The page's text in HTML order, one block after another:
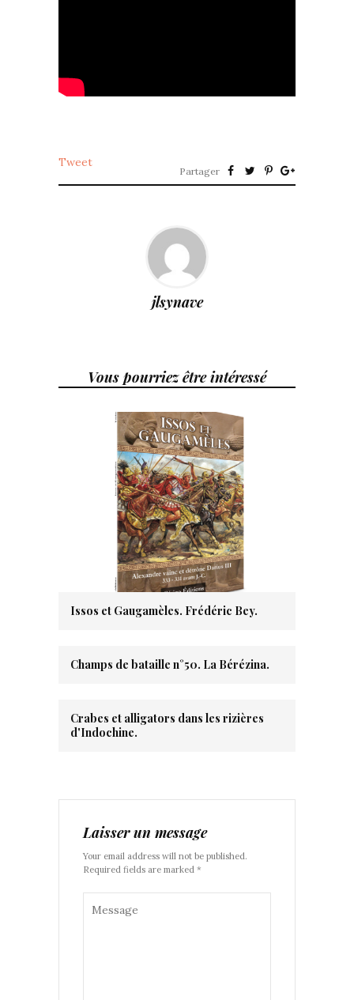
Tweet
Partager
jlsynave
Vous pourriez être intéressé
Issos et Gaugamèles. Frédéric Bey.
Champs de bataille n°50. La Bérézina.
Crabes et alligators dans les rizières
d'Indochine.
Laisser un message
Your email address will not be published.
Required fields are marked *